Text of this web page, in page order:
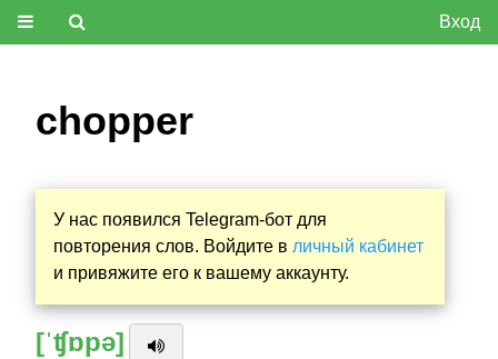
Вход
chopper
У нас появился Telegram-бот для
повторения слов. Войдите в личный кабинет
и привяжите его к вашему аккаунту.
[ˈʧɒpə]